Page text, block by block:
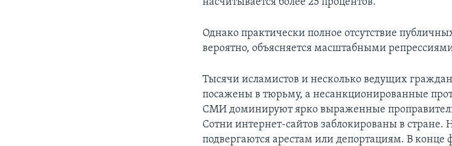
Однако практически полное отсутствие
вероятно, объясняется масштабными
Тысячи исламистов и несколько ведущих
посажены в тюрьму, а несанкционированные
СМИ доминируют ярко выраженные
Сотни интернет-сайтов заблокированы в
подвергаются арестам или депортациям. В конце